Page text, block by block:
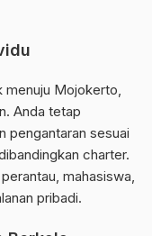
menuju Mojokerto,
Anda tetap
pengantaran sesuai
charter.
mahasiswa,
pribadi.